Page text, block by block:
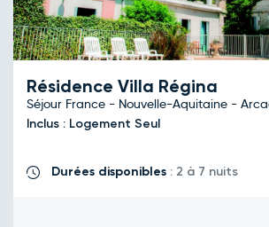
Résidence Villa Régina
Séjour France - Nouvelle-Aquitaine -
Inclus : Logement Seul
Durées disponibles : 2 à 7 nuits